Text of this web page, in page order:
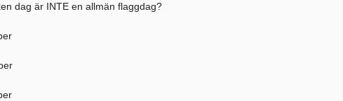
dag är INTE en allmän flaggdag?